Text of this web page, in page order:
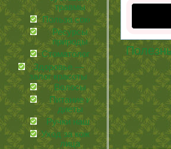
травмы
Польза соков
Ресурсы
природы
Стоматология
Здоровье —
залог красоты
Волосы
Питание и
диеты
Ручки наши
Уход за кожей
лица